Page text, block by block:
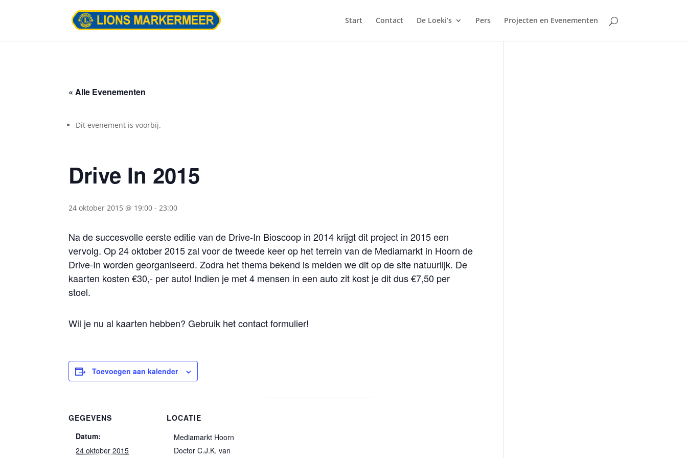
Start Contact De Loeki’s Pers Projecten en Evenementen
« Alle Evenementen
Dit evenement is voorbij.
Drive In 2015
24 oktober 2015 @ 19:00 -23:00
Na de succesvolle eerste editie van de Drive-In Bioscoop in 2014 krijgt dit project in 2015 een
vervolg. Op 24 oktober 2015 zal voor de tweede keer op het terrein van de Mediamarkt in Hoorn de
Drive-In worden georganiseerd. Zodra het thema bekend is melden we dit op de site natuurlijk. De
kaarten kosten €30,- per auto! Indien je met 4 mensen in een auto zit kost je dit dus €7,50 per
stoel.
Wil je nu al kaarten hebben? Gebruik het contact formulier!
Toevoegen aan kalender
GEGEVENS
Datum:
24 oktober 2015
LOCATIE
Mediamarkt Hoorn
Doctor C.J.K. van